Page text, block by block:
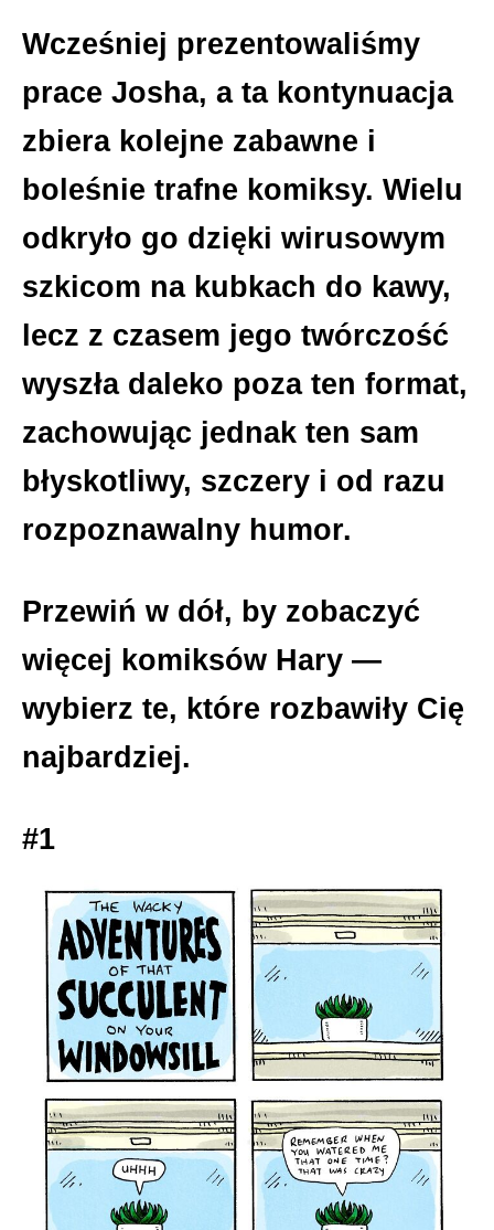
Wcześniej prezentowaliśmy
prace Josha, a ta kontynuacja
zbiera kolejne zabawne i
boleśnie trafne komiksy. Wielu
odkryło go dzięki wirusowym
szkicom na kubkach do kawy,
lecz z czasem jego twórczość
wyszła daleko poza ten format,
zachowując jednak ten sam
błyskotliwy, szczery i od razu
rozpoznawalny humor.
Przewiń w dół, by zobaczyć
więcej komiksów Hary —
wybierz te, które rozbawiły Cię
najbardziej.
#1